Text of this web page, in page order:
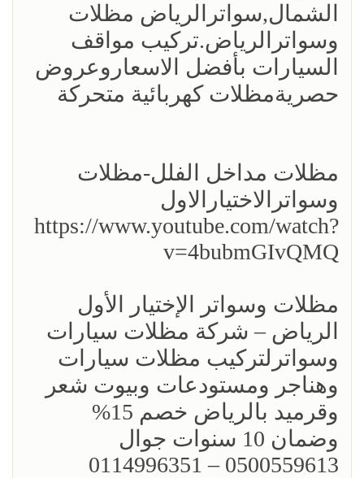
الشمال,سواترالرياض مظلات
وسواترالرياض.تركيب مواقف
السيارات بأفضل الاسعاروعروض
حصريةمظلات كهربائية متحركة
مظلات مداخل الفلل-مظلات
وسواترالاختيارالاول
https://www.youtube.com/watch?
v=4bubmGIvQMQ
مظلات وسواتر الإختيار الأول
الرياض – شركة مظلات سيارات
وسواترلتركيب مظلات سيارات
وهناجر ومستودعات وبيوت شعر
وقرميد بالرياض خصم 15%
‏وضمان 10 سنوات جوال
0500559613 – 0114996351‎